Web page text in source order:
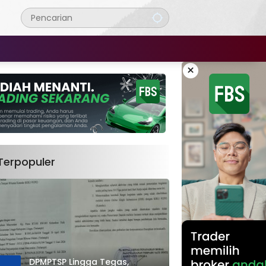
×
DPMPTSP Lingga Tegas,